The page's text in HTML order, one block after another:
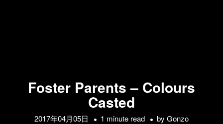
Foster Parents – Colours
Casted
2017年04月05日 1 minute read by Gonzo